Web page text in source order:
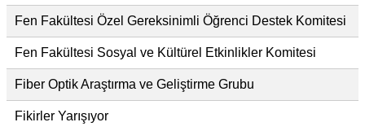
Fen Fakültesi Özel Gereksinimli Öğrenci Destek Komitesi
Fen Fakültesi Sosyal ve Kültürel Etkinlikler Komitesi
Fiber Optik Araştırma ve Geliştirme Grubu
Fikirler Yarışıyor